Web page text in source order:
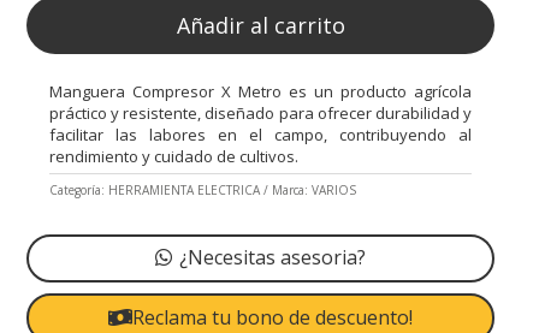
Añadir al carrito
Manguera Compresor X Metro es un producto agrícola
práctico y resistente, diseñado para ofrecer durabilidad y
facilitar las labores en el campo, contribuyendo al
rendimiento y cuidado de cultivos.
Categoría: HERRAMIENTA ELECTRICA Marca:VARIOS
¿Necesitas asesoria?
Reclama tu bono de descuento!